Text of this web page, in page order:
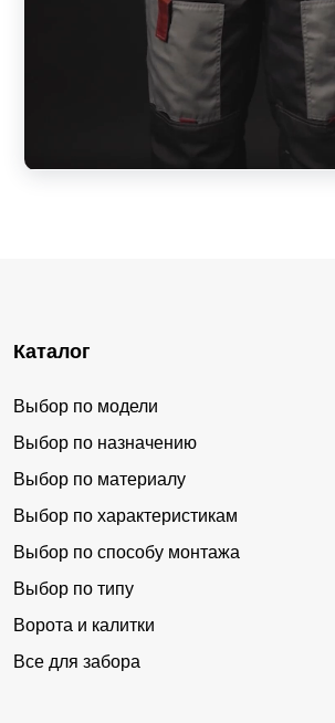
Каталог
Выбор по модели
Выбор по назначению
Выбор по материалу
Выбор по характеристикам
Выбор по способу монтажа
Выбор по типу
Ворота и калитки
Все для забора